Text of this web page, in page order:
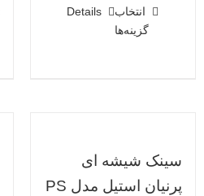
انتخاب
گزینه‌ها
Details
سینک شیشه ای
پرنیان استیل مدل PS